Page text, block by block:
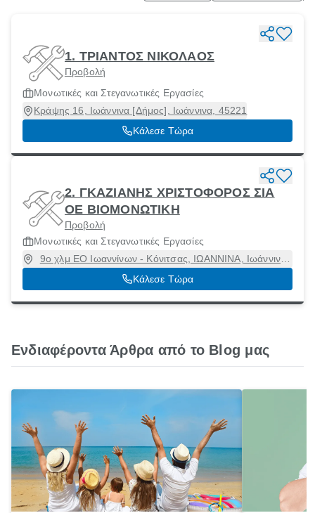
1. ΤΡΙΑΝΤΟΣ ΝΙΚΟΛΑΟΣ
Προβολή
Μονωτικές και Στεγανωτικές Εργασίες
Κράψης 16, Ιωάννινα [Δήμος], Ιωάννινα, 45221
Κάλεσε Τώρα
2. ΓΚΑΖΙΑΝΗΣ ΧΡΙΣΤΟΦΟΡΟΣ ΣΙΑ
ΟΕ ΒΙΟΜΟΝΩΤΙΚΗ
Προβολή
Μονωτικές και Στεγανωτικές Εργασίες
9ο χλμ ΕΟ Ιωαννίνων - Κόνιτσας, ΙΩΑΝΝΙΝΑ, Ιωάννινα
[Δήμος], Ιωάννινα, 45500
Κάλεσε Τώρα
Ενδιαφέροντα Άρθρα από το Blog μας